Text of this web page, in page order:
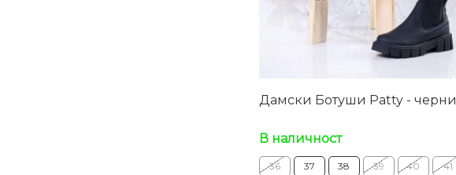
Дамски Ботуши Patty - черни
В наличност
36 37 38 39 40 41